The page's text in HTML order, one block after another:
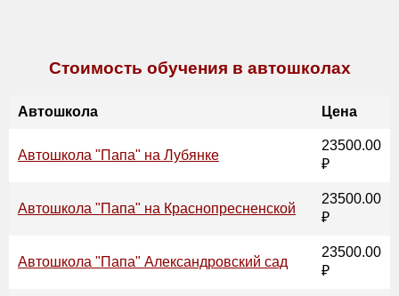
Стоимость обучения в автошколах
Автошкола Цена
Автошкола "Папа" на Лубянке
23500.00
₽
Автошкола "Папа" на Краснопресненской
23500.00
₽
Автошкола "Папа" Александровский сад
23500.00
₽